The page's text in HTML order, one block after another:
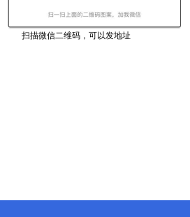
扫描微信二维码，可以发地址